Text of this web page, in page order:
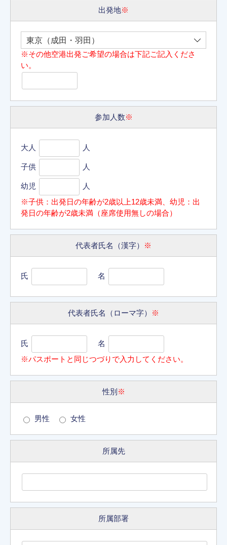
出発地※
※その他空港出発ご希望の場合は下記ご記入くださ
い。
参加人数※
大人 人
子供 人
幼児
人
※子供：出発日の年齢が2歳以上12歳未満、幼児：出
発日の年齢が2歳未満（座席使用無しの場合）
代表者氏名（漢字） ※
氏 名
代表者氏名（ローマ字） ※
氏
名
※パスポートと同じつづりで入力してください。
性別 ※
男性 女性
所属先
所属部署